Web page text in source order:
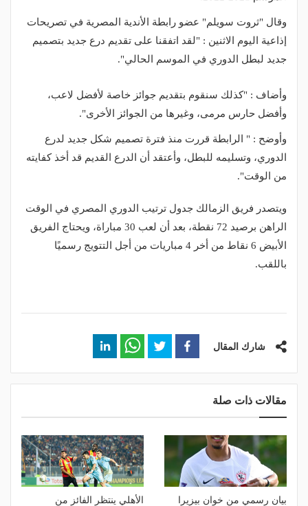
وقال "ثروت سويلم" عضو رابطة الأندية المصرية في تصريحات
إذاعية اليوم الاثنين : "لقد اتفقنا على تقديم درع جديد بتصميم
جديد لبطل الدوري في الموسم الحالي".
وأضاف : "كذلك سنقوم بتقديم جوائز خاصة لأفضل لاعب،
وأفضل حارس مرمى، وغيرها من الجوائز الأخرى".
وأوضح : " الرابطة قررت منذ فترة تصميم شكل جديد لدرع
الدوري، وتسليمه للبطل، وأعتقد أن الدرع القديم قد أخذ كفايته
من الوقت".
ويتصدر فريق الزمالك جدول ترتيب الدوري المصري في الوقت
الراهن برصيد 72 نقطة، بعد أن لعب 30 مباراة، ويحتاج الفريق
الأبيض 6 نقاط من أخر 4 مباريات من أجل التتويج رسميًا
باللقب.
شارك المقال
مقالات ذات صلة
بيان رسمي من خوان بيزيرا
الأهلي ينتظر الفائز من